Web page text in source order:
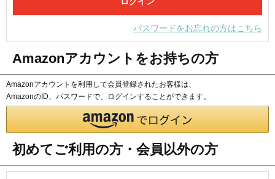
パスワードをお忘れの方はこちら
Amazonアカウントをお持ちの方
Amazonアカウントを利用して会員登録されたお客様は、
AmazonのID、パスワードで、ログインすることができます。
初めてご利用の方・会員以外の方